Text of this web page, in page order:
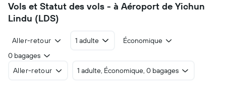
Vols et Statut des vols - à Aéroport de Yichun
Lindu (LDS)
Aller-retour 1 adulte
Économique
0 bagages
Aller-retour
1 adulte, Économique, 0 bagages